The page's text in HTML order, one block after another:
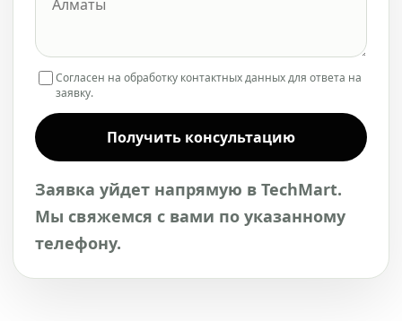
Согласен на обработку контактных данных для ответа на
заявку.
Получить консультацию
Заявка уйдет напрямую в TechMart.
Мы свяжемся с вами по указанному
телефону.